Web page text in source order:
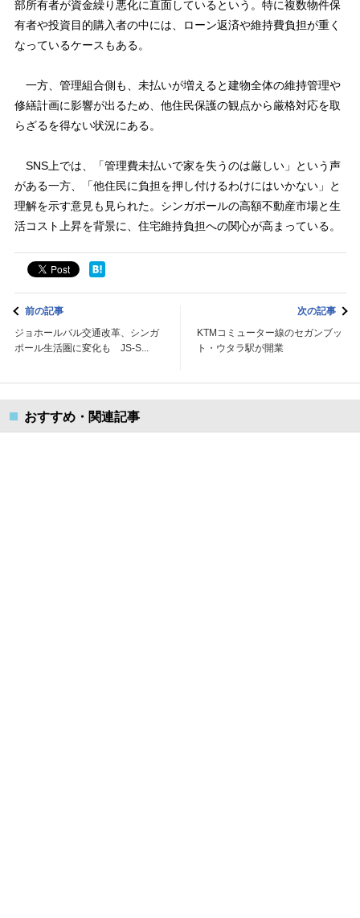
部所有者が資金繰り悪化に直面しているという。特に複数物件保
有者や投資目的購入者の中には、ローン返済や維持費負担が重く
なっているケースもある。
一方、管理組合側も、未払いが増えると建物全体の維持管理や
修繕計画に影響が出るため、他住民保護の観点から厳格対応を取
らざるを得ない状況にある。
SNS上では、「管理費未払いで家を失うのは厳しい」という声
がある一方、「他住民に負担を押し付けるわけにはいかない」と
理解を示す意見も見られた。シンガポールの高額不動産市場と生
活コスト上昇を背景に、住宅維持負担への関心が高まっている。
前の記事
ジョホールバル交通改革、シンガ
ポール生活圏に変化も JS-S...
次の記事
KTMコミューター線のセガンブッ
ト・ウタラ駅が開業
おすすめ・関連記事